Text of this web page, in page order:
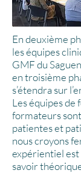
En deuxième
les équipes
GMF du
en troisième
s’étendra sur
Les équipes
formateurs
patientes et
nous croyons
expérientiel est
savoir